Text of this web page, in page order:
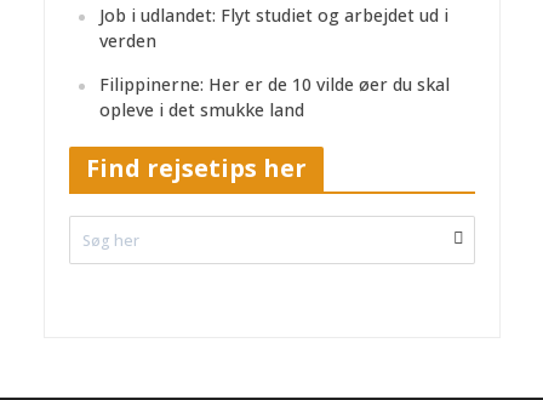
Job i udlandet: Flyt studiet og arbejdet ud i
verden
Filippinerne: Her er de 10 vilde øer du skal
opleve i det smukke land
Find rejsetips her